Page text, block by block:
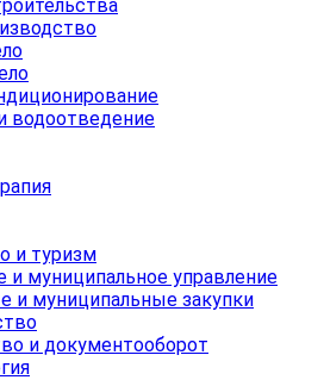
водоотведение
и туризм
и муниципальное управление
и муниципальные закупки
и документооборот